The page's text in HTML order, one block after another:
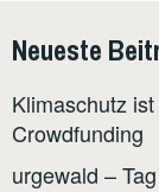
Neueste
Klimaschutz
Crowdfunding
urgewald –